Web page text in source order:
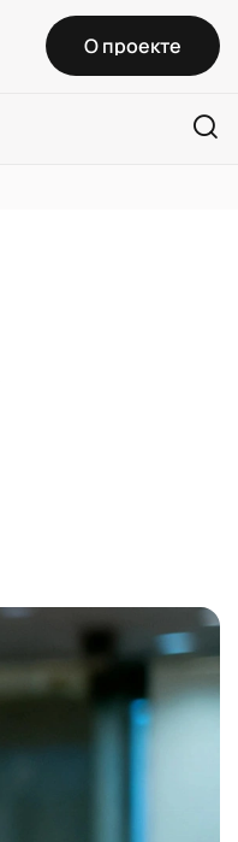
О проекте